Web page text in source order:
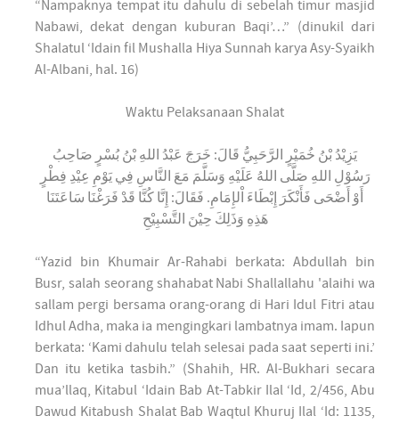
“Nampaknya tempat itu dahulu di sebelah timur masjid
Nabawi, dekat dengan kuburan Baqi’…” (dinukil dari
Shalatul ‘Idain fil Mushalla Hiya Sunnah karya Asy-Syaikh
Al-Albani, hal. 16)
Waktu Pelaksanaan Shalat
يَزِيْدُ بْنُ خُمَيْرٍ الرَّحَبِيُّ قَالَ: خَرَجَ عَبْدُ اللهِ بْنُ بُسْرٍ صَاحِبُ
رَسُوْلِ اللهِ صَلَّى اللهُ عَلَيْهِ وَسَلَّمَ مَعَ النَّاسِ فِي يَوْمِ عِيْدِ فِطْرٍ
أَوْ أَضْحَى فَأَنْكَرَ إِبْطَاءَ اْلإِمَامِ. فَقَالَ: إِنَّا كُنَّا قَدْ فَرَغْنَا سَاعَتَنَا
هَذِهِ وَذَلِكَ حِيْنَ التَّسْبِيْحِ
“Yazid bin Khumair Ar-Rahabi berkata: Abdullah bin
Busr, salah seorang shahabat Nabi Shallallahu 'alaihi wa
sallam pergi bersama orang-orang di Hari Idul Fitri atau
Idhul Adha, maka ia mengingkari lambatnya imam. Iapun
berkata: ‘Kami dahulu telah selesai pada saat seperti ini.’
Dan itu ketika tasbih.” (Shahih, HR. Al-Bukhari secara
mua’llaq, Kitabul ‘Idain Bab At-Tabkir Ilal ‘Id, 2/456, Abu
Dawud Kitabush Shalat Bab Waqtul Khuruj Ilal ‘Id: 1135,